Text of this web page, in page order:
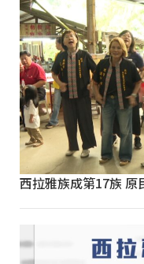
西拉雅族成第17族 原